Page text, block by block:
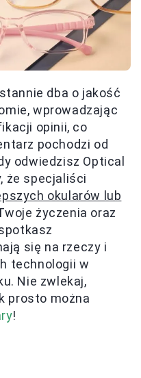
dba o jakość
wprowadzając
opinii, co
pochodzi od
odwiedzisz Optical
że specjaliści
okularów lub
życzenia oraz
się na rzeczy i
technologii w
Nie zwlekaj,
prosto można
!